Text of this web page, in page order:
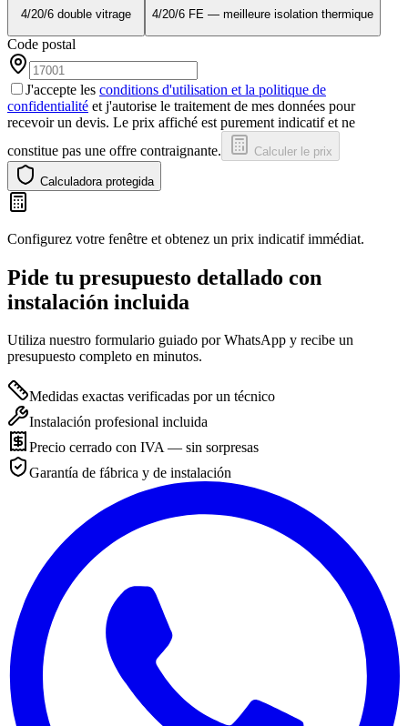
4/20/6 double vitrage
4/20/6 FE — meilleure isolation thermique
Code postal
J'accepte les conditions d'utilisation et la politique de
confidentialité et j'autorise le traitement de mes données pour
recevoir un devis. Le prix affiché est purement indicatif et ne
constitue pas une offre contraignante.
Calculer le prix
Calculadora protegida
Configurez votre fenêtre et obtenez un prix indicatif immédiat.
Pide tu presupuesto detallado con
instalación incluida
Utiliza nuestro formulario guiado por WhatsApp y recibe un
presupuesto completo en minutos.
Medidas exactas verificadas por un técnico
Instalación profesional incluida
Precio cerrado con IVA — sin sorpresas
Garantía de fábrica y de instalación